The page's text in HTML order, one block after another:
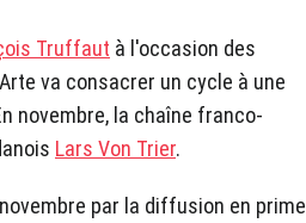
Truffaut à l'occasion des
va consacrer un cycle à une
novembre, la chaîne franco-
Lars Von Trier.
par la diffusion en prime